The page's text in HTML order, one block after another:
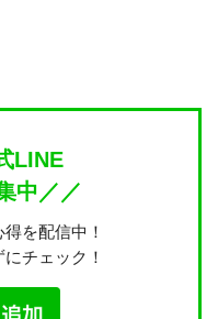
LINE
中／／
を配信中！
チェック！